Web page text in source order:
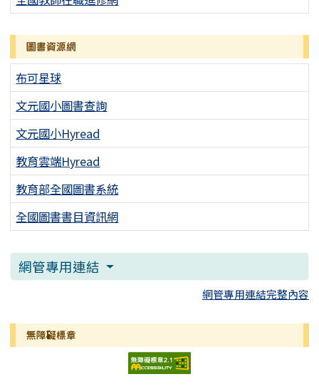
圖書資源網
布可星球
文元國小圖書查詢
文元國小Hyread
教育雲端Hyread
教育部全國圖書系統
全國圖書書目資訊網
網管專用連結
網管專用連結完整內容
無障礙標章